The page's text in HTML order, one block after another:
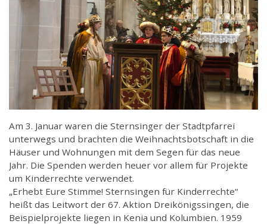
Am 3. Januar waren die Sternsinger der Stadtpfarrei
unterwegs und brachten die Weihnachtsbotschaft in die
Häuser und Wohnungen mit dem Segen für das neue
Jahr. Die Spenden werden heuer vor allem für Projekte
um Kinderrechte verwendet.
„Erhebt Eure Stimme! Sternsingen für Kinderrechte“
heißt das Leitwort der 67. Aktion Dreikönigssingen, die
Beispielprojekte liegen in Kenia und Kolumbien. 1959